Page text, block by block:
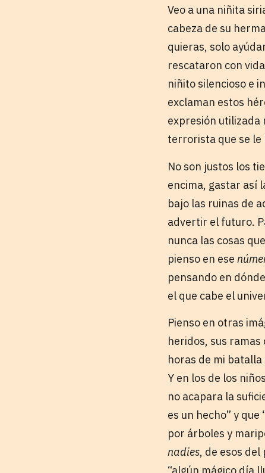
Veo a una niñita
cabeza de su
quieras, solo
rescataron con
niñito silencioso e
exclaman estos
expresión utilizada
terrorista que se
No son justos los
encima, gastar así
bajo las ruinas de
advertir el futuro.
nunca las cosas
pienso en ese
pensando en
el que cabe el
Pienso en otras
heridos, sus
horas de mi
Y en los de los
no acapara la
es un hecho” y
por árboles y
nadies, de esos del